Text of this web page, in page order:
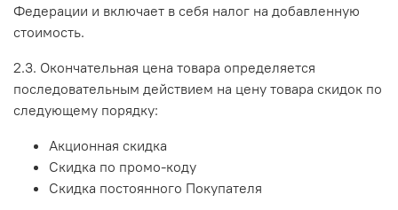
Федерации и включает в себя налог на добавленную
стоимость.
2.3. Окончательная цена товара определяется
последовательным действием на цену товара скидок по
следующему порядку:
Акционная скидка
Скидка по промо-коду
Скидка постоянного Покупателя